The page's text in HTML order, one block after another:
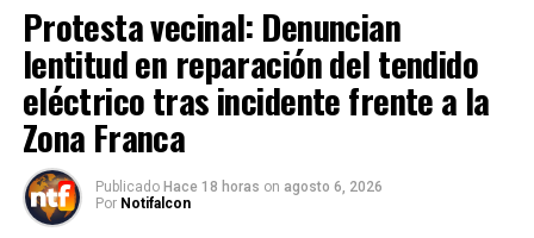
Protesta vecinal: Denuncian
lentitud en reparación del tendido
eléctrico tras incidente frente a la
Zona Franca
Publicado Hace 18 horas on agosto 6, 2026
Por Notifalcon